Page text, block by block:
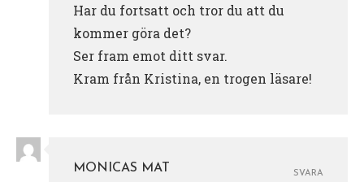
Har du fortsatt och tror du att du
kommer göra det?
Ser fram emot ditt svar.
Kram från Kristina, en trogen läsare!
MONICAS MAT
SVARA